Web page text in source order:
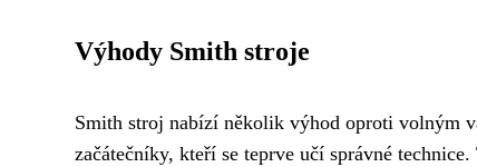
Výhody Smith stroje
Smith stroj nabízí několik výhod oproti volným
začátečníky, kteří se teprve učí správné